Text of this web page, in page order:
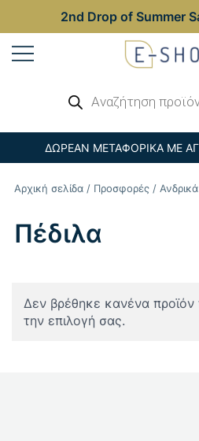
2nd Drop of Summer
Παπούτσια
προϊόντων
ΔΩΡΕΑΝ ΜΕΤΑΦΟΡΙΚΑ ΜΕ
Αρχική σελίδα / Προσφορές / Ανδρικά
Πέδιλα
Δεν βρέθηκε κανένα προϊόν
την επιλογή σας.